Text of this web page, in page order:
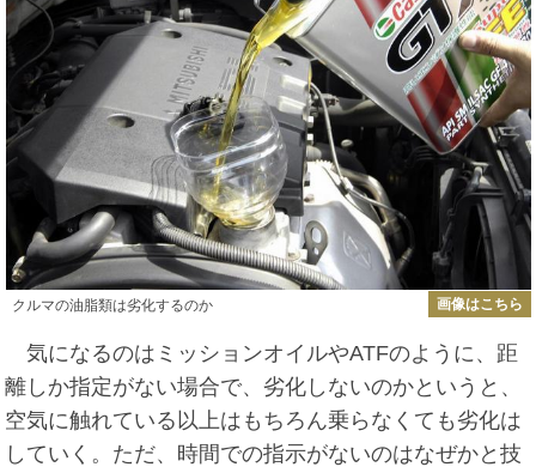
クルマの油脂類は劣化するのか 画像はこちら
気になるのはミッションオイルやATFのように、距
離しか指定がない場合で、劣化しないのかというと、
空気に触れている以上はもちろん乗らなくても劣化は
していく。ただ、時間での指示がないのはなぜかと技